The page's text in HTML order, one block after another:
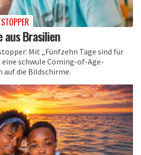
aus Brasilien
Mit „Fünfzehn Tage sind für
schwule Coming-of-Age-
auf die Bildschirme.